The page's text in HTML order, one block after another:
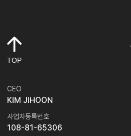
TOP
CEO
KIM JIHOON
사업자등록번호
108-81-65306